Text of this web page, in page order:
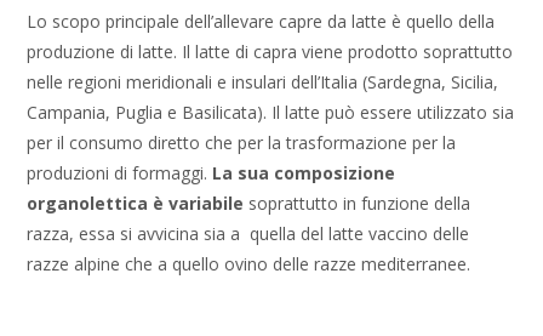
Lo scopo principale dell’allevare capre da latte è quello della
produzione di latte. Il latte di capra viene prodotto soprattutto
nelle regioni meridionali e insulari dell’Italia (Sardegna, Sicilia,
Campania, Puglia e Basilicata). Il latte può essere utilizzato sia
per il consumo diretto che per la trasformazione per la
produzioni di formaggi. La sua composizione
organolettica è variabile soprattutto in funzione della
razza, essa si avvicina sia a quella del latte vaccino delle
razze alpine che a quello ovino delle razze mediterranee.